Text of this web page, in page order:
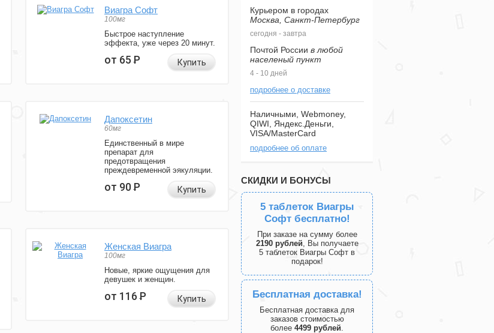
Виагра Софт
100мг
Быстрое наступление
эффекта, уже через 20 минут.
от 65Р Купить
Дапоксетин
60мг
Единственный в мире
препарат для
предотвращения
преждевременной эякуляции.
от 90Р Купить
Женская Виагра
100мг
Новые, яркие ощущения для
девушек и женщин.
от 116Р Купить
Курьером в городах
Москва, Санкт-Петербург
сегодня - завтра
Почтой России в любой
населеный пункт
4 - 10 дней
подробнее о доставке
Наличными, Webmoney,
QIWI, Яндекс.Деньги,
VISA/MasterCard
подробнее об оплате
СКИДКИ И БОНУСЫ
5 таблеток Виагры
Софт бесплатно!
При заказе на сумму более
2190 рублей, Вы получаете
5 таблеток Виагры Софт в
подарок!
Бесплатная доставка!
Бесплатная доставка для
заказов стоимостью
более 4499 рублей.